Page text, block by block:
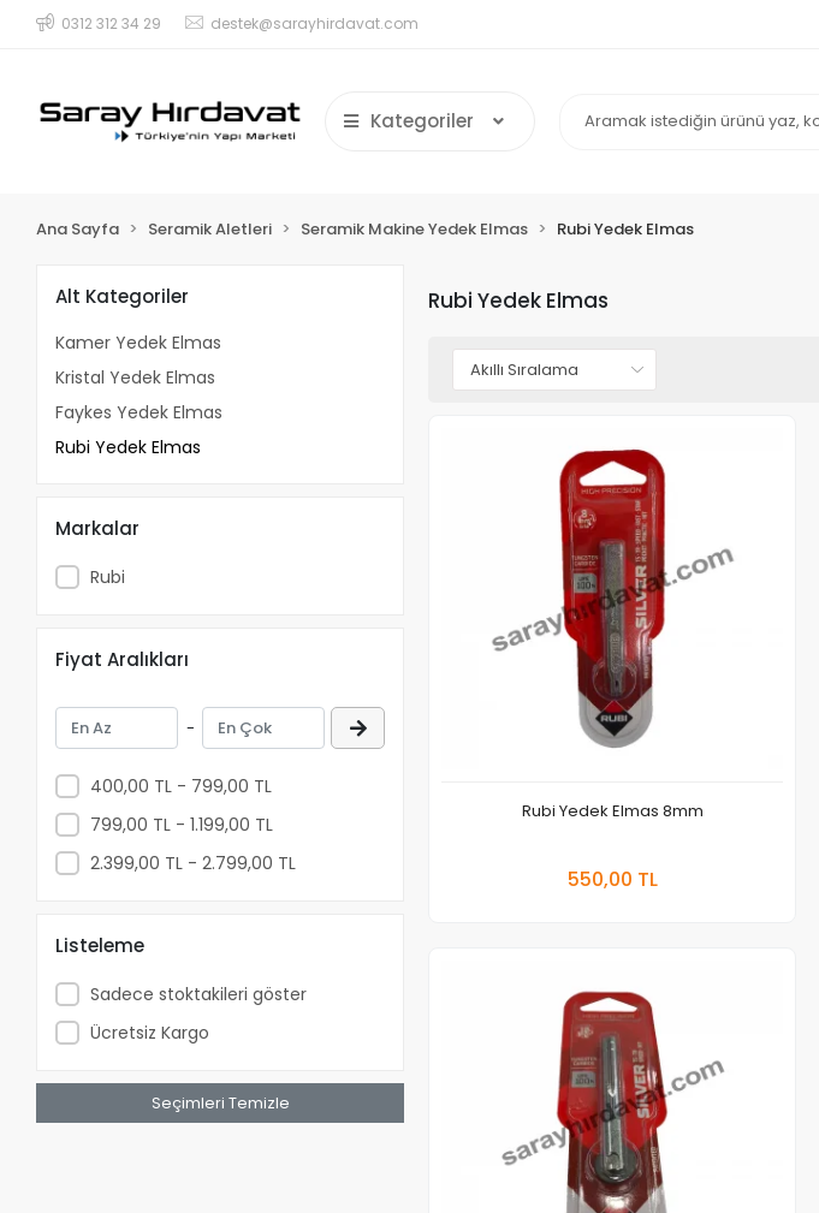
0312 312 34 29 destek@sarayhirdavat.com
Kategoriler
Ana Sayfa Seramik Aletleri Seramik Makine Yedek Elmas Rubi Yedek Elmas
Alt Kategoriler
Kamer Yedek Elmas
Kristal Yedek Elmas
Faykes Yedek Elmas
Rubi Yedek Elmas
Markalar
Rubi
Fiyat Aralıkları
-
400,00 TL - 799,00 TL
799,00 TL - 1.199,00 TL
2.399,00 TL - 2.799,00 TL
Listeleme
Sadece stoktakileri göster
Ücretsiz Kargo
Seçimleri Temizle
Rubi Yedek Elmas
Rubi Yedek Elmas 8mm
550,00 TL